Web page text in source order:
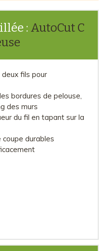
: AutoCut C
fils pour
bordures de pelouse,
des murs
du fil en tapant sur la
durables